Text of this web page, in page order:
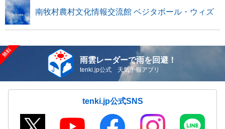
南牧村農村文化情報交流館 ベジタボール・ウィズ
雨雲レーダーで雨を回避！
tenki.jp公式 天気予報アプリ
tenki.jp公式SNS